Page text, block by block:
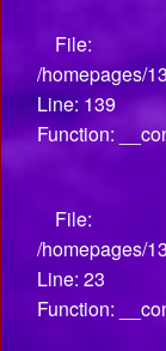
File:
/homepages/
Line: 139
Function:
File:
/homepages/
Line: 23
Function: